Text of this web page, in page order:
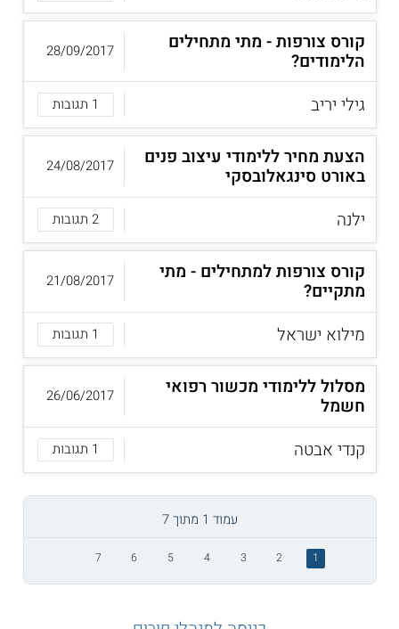
קורס צורפות - מתי מתחילים
הלימודים?
גילי יריב
1 תגובות
28/09/2017
הצעת מחיר ללימודי עיצוב פנים
באורט סינגאלובסקי
ילנה
2 תגובות
24/08/2017
קורס צורפות למתחילים - מתי
מתקיים?
מילוא ישראל
1 תגובות
21/08/2017
מסלול ללימודי מכשור רפואי
חשמל
קנדי אבטה
1 תגובות
26/06/2017
עמוד 1 מתוך 7
1
2
3
4
5
6
7